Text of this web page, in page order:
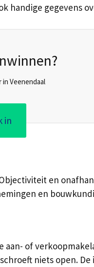
handige gegevens
Veenendaal
in
en
en
of
niets open.